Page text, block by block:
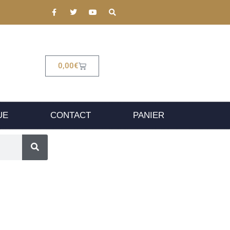
0,00€
CONTACT PANIER